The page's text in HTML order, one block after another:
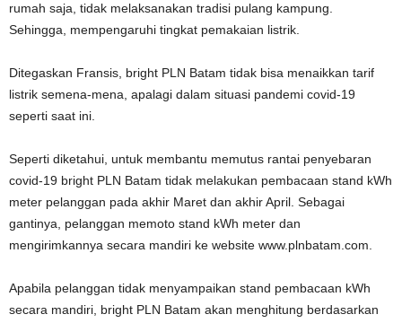
rumah saja, tidak melaksanakan tradisi pulang kampung.
Sehingga, mempengaruhi tingkat pemakaian listrik.
Ditegaskan Fransis, bright PLN Batam tidak bisa menaikkan tarif
listrik semena-mena, apalagi dalam situasi pandemi covid-19
seperti saat ini.
Seperti diketahui, untuk membantu memutus rantai penyebaran
covid-19 bright PLN Batam tidak melakukan pembacaan stand kWh
meter pelanggan pada akhir Maret dan akhir April. Sebagai
gantinya, pelanggan memoto stand kWh meter dan
mengirimkannya secara mandiri ke website www.plnbatam.com.
Apabila pelanggan tidak menyampaikan stand pembacaan kWh
secara mandiri, bright PLN Batam akan menghitung berdasarkan